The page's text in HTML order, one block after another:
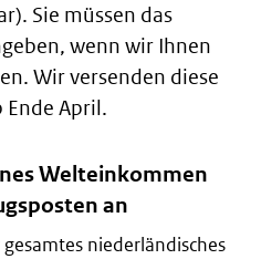
Sie müssen das
wenn wir Ihnen
Wir versenden diese
Ende April.
Welteinkommen
an
niederländisches